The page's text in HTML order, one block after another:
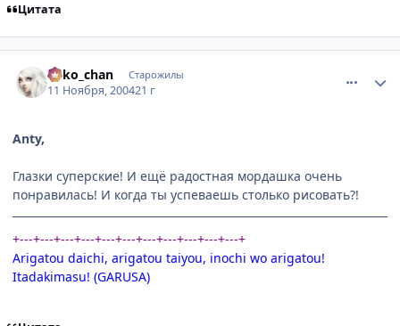
Цитата
neko_chan Старожилы
11 Ноября, 200421 г
Anty,
Глазки суперские! И ещё радостная мордашка очень
понравилась! И когда ты успеваешь столько рисовать?!
+---+---+---+---+---+---+---+---+---+---+---+
Arigatou daichi, arigatou taiyou, inochi wo arigatou!
Itadakimasu! (GARUSA)